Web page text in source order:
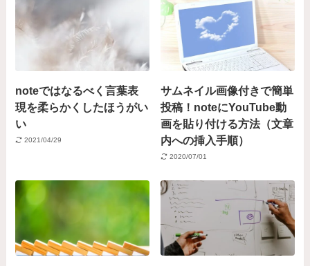
noteではなるべく言葉表
現を柔らかくしたほうがい
い
2021/04/29
サムネイル画像付きで簡単
投稿！noteにYouTube動
画を貼り付ける方法（文章
内への挿入手順）
2020/07/01